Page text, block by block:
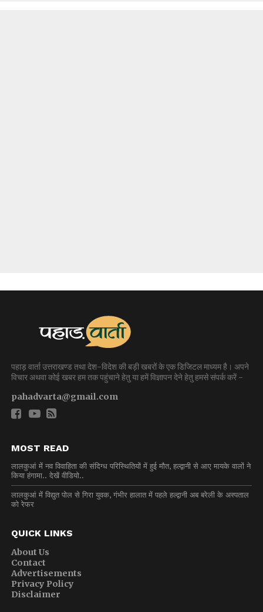
पहाड़ वार्ता उत्तराखण्ड तथा देश-विदेश की बड़ी खबरों के एक डिजिटल माध्यम है। अपने
विचार अथवा कोई खबर हम तक पहुंचाने हेतु या हमें विज्ञापन देने हेतु हमसे संपर्क करें -
pahadvarta@gmail.com
MOST READ
लालकुआं में नव विवाहिता की संदिग्ध परिस्थितियों में हुई मौत, हल्द्वानी से आए मायके वालों ने
किया हंगामा.. देखें वीडियो..
लालकुआं में विद्युत पोल से गिरा युवक, गंभीर हालात में पहले हल्द्वानी अब बरेली के अस्पताल
को रेफर
QUICK LINKS
About Us
Contact
Advertisements
Privacy Policy
Disclaimer